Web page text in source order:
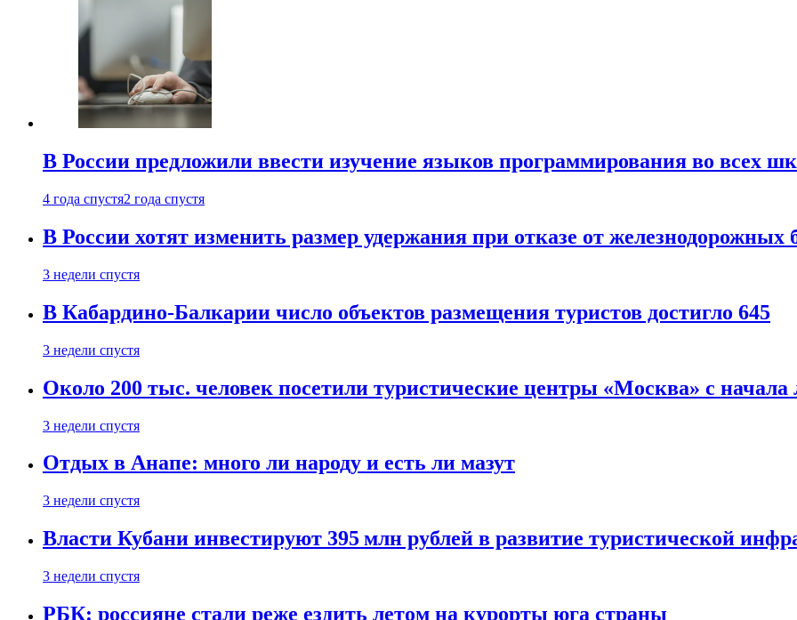
В России предложили ввести изучение языков программирования во всех
4 года спустя2 года спустя
В России хотят изменить размер удержания при отказе от железнодорожных
3 недели спустя
В Кабардино-Балкарии число объектов размещения туристов достигло 645
3 недели спустя
Около 200 тыс. человек посетили туристические центры «Москва» с начала
3 недели спустя
Отдых в Анапе: много ли народу и есть ли мазут
3 недели спустя
Власти Кубани инвестируют 395 млн рублей в развитие туристической
3 недели спустя
РБК: россияне стали реже ездить летом на курорты юга страны